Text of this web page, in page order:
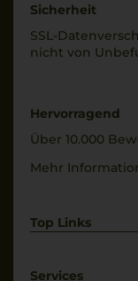
20% Nero di Troia
Trinktemperatur
14 % Vol.
Sicherheit
SSL-
nicht von
Hervorragend
Über 10.000
Mehr
Top Links
Weißwein
Services